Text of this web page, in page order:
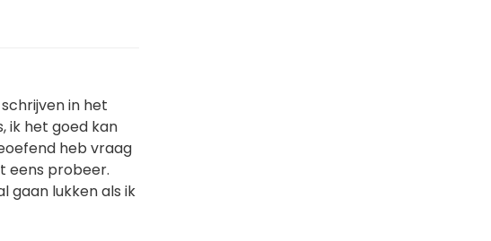
in het
ik het goed kan
heb vraag
eens probeer.
gaan lukken als ik